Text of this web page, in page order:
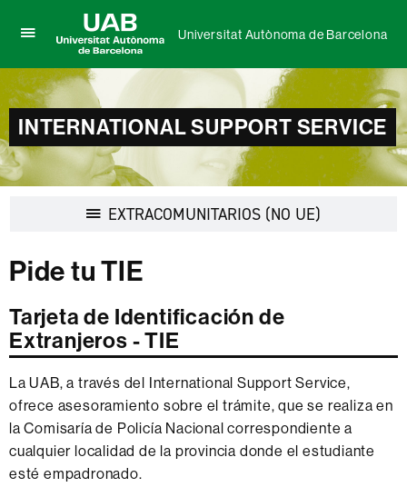
aquí
para
desplegar
el
menú
de
Universitat
Autònoma
Barcelona
Universitat
Autònoma
de
Barcelona
Universitat Autònoma de Barcelona
INTERNATIONAL SUPPORT SERVICE
EXTRACOMUNITARIOS (NO UE)
Pide tu TIE
Tarjeta de Identificación de
Extranjeros - TIE
La UAB, a través del International Support Service,
ofrece asesoramiento sobre el trámite, que se realiza en
la Comisaría de Policía Nacional correspondiente a
cualquier localidad de la provincia donde el estudiante
esté empadronado.